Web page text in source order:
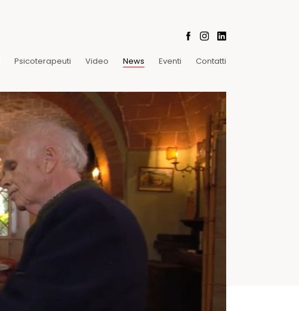
Psicoterapeuti Video News Eventi Contatti